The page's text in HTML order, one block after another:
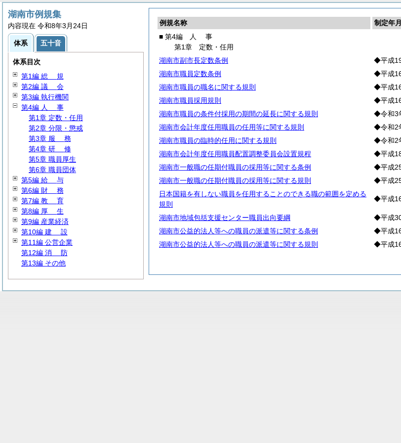
例規名称 制定年
■ 第4編
人 事
第1章 定数・任用
湖南市副市長定数条例
◆平成
湖南市職員定数条例
◆平成
湖南市職員の職名に関する規則
◆平成
湖南市職員採用規則
◆平成
湖南市職員の条件付採用の期間の延長に関する規則
◆令和3
湖南市会計年度任用職員の任用等に関する規則
◆令和2
湖南市職員の臨時的任用に関する規則
◆令和2
湖南市会計年度任用職員配置調整委員会設置規程
◆平成
湖南市一般職の任期付職員の採用等に関する条例
◆平成
湖南市一般職の任期付職員の採用等に関する規則
◆平成
日本国籍を有しない職員を任用することのできる職の範囲を定める
規則
◆平成
湖南市地域包括支援センター職員出向要綱 ◆平成
湖南市公益的法人等への職員の派遣等に関する条例
◆平成
湖南市公益的法人等への職員の派遣等に関する規則
◆平成
湖南市例規集
内容現在 令和8年3月24日
体系 五十音
体系目次
第1編 総 規
第2編 議 会
第3編 執行機関
第4編 人 事
第1章 定数・任用
第2章 分限・懲戒
第3章 服 務
第4章 研 修
第5章 職員厚生
第6章 職員団体
第5編 給 与
第6編 財 務
第7編 教 育
第8編 厚 生
第9編 産業経済
第10編 建 設
第11編 公営企業
第12編 消 防
第13編 その他